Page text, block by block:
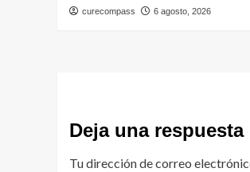
curecompass 6 agosto, 2026
Deja una respuesta
Tu dirección de correo